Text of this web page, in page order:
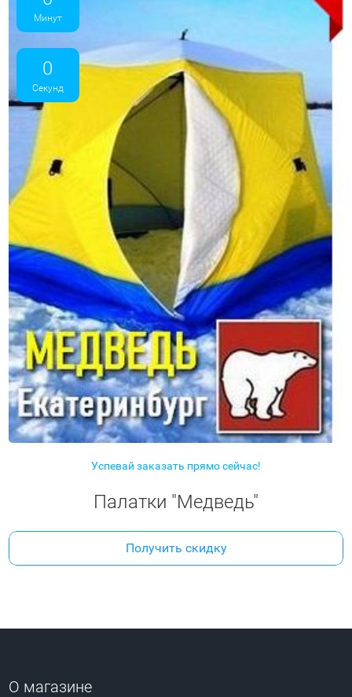
Минут
0
Секунд
Успевай заказать прямо сейчас!
Палатки "Медведь"
Получить скидку
О магазине